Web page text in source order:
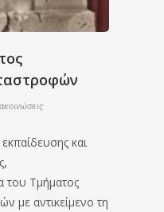
και
του Τμήματος
με αντικείμενο τη